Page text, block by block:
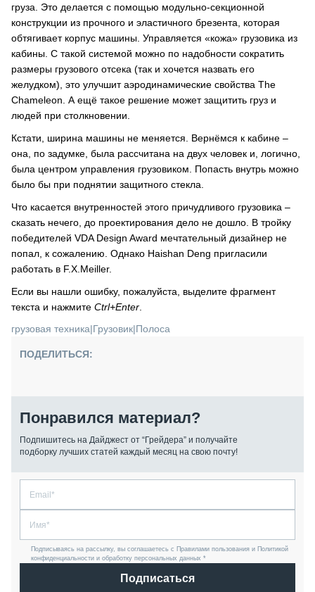
груза. Это делается с помощью модульно-секционной
конструкции из прочного и эластичного брезента, которая
обтягивает корпус машины. Управляется «кожа» грузовика из
кабины. С такой системой можно по надобности сократить
размеры грузового отсека (так и хочется назвать его
желудком), это улучшит аэродинамические свойства The
Chameleon. А ещё такое решение может защитить груз и
людей при столкновении.
Кстати, ширина машины не меняется. Вернёмся к кабине –
она, по задумке, была рассчитана на двух человек и, логично,
была центром управления грузовиком. Попасть внутрь можно
было бы при поднятии защитного стекла.
Что касается внутренностей этого причудливого грузовика –
сказать нечего, до проектирования дело не дошло. В тройку
победителей VDA Design Award мечтательный дизайнер не
попал, к сожалению. Однако Haishan Deng пригласили
работать в F.X.Meiller.
Если вы нашли ошибку, пожалуйста, выделите фрагмент
текста и нажмите Ctrl+Enter
грузовая техника|Грузовик|Полоса
ПОДЕЛИТЬСЯ:
Понравился материал?
Подпишитесь на Дайджест от “Грейдера” и получайте
подборку лучших статей каждый месяц на свою почту!
Подписываясь на рассылку, вы соглашаетесь с Правилами пользования и Политикой
конфиденциальности и обработку персональных данных *
Подписаться